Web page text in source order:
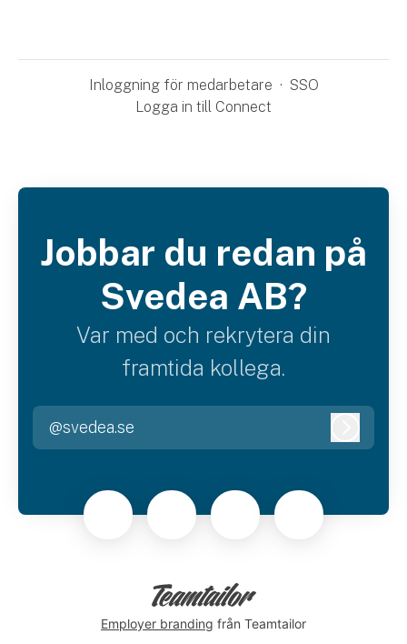
Inloggning för medarbetare · SSO
Logga in till Connect
Jobbar du redan på
Svedea AB?
Var med och rekrytera din
framtida kollega.
@svedea.se
Employer branding från Teamtailor